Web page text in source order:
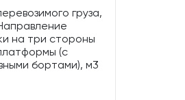
груза,
на три стороны
(с
бортами), м3